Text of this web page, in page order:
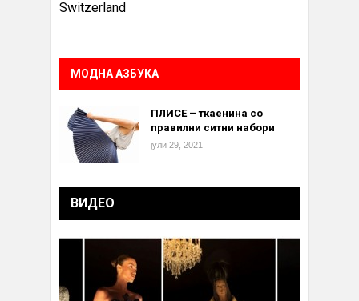
Switzerland
МОДНА АЗБУКА
ПЛИСЕ – ткаенина со
правилни ситни набори
јули 29, 2021
ВИДЕО